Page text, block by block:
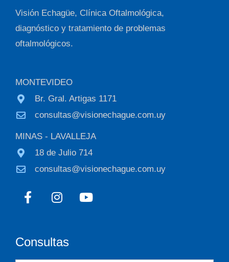
Visión Echagüe, Clínica Oftalmológica,
diagnóstico y tratamiento de problemas
oftalmológicos.
MONTEVIDEO
Br. Gral. Artigas 1171
consultas@visionechague.com.uy
MINAS - LAVALLEJA
18 de Julio 714
consultas@visionechague.com.uy
F
a
b
o
I
n
a
g
Y
o
Consultas